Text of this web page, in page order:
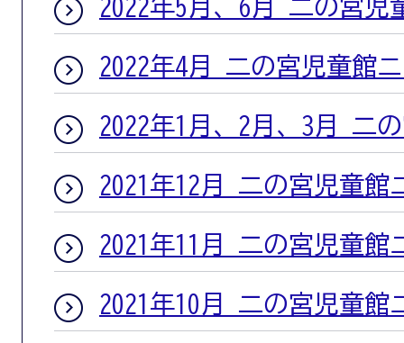
2022年5月、6月 二の宮児
2022年4月 二の宮児童館
2022年1月、2月、3月 二
2021年12月 二の宮児童館
2021年11月 二の宮児童館
2021年10月 二の宮児童館